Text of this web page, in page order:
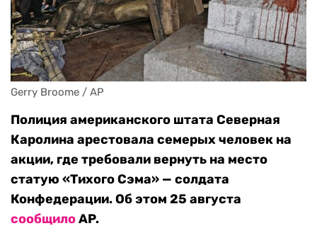
Gerry Broome / AP
Полиция американского штата Северная
Каролина арестовала семерых человек на
акции, где требовали вернуть на место
статую «Тихого Сэма» — солдата
Конфедерации. Об этом 25 августа
сообщилоAP.